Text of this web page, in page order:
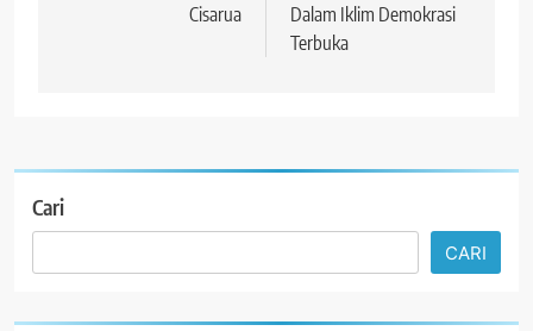
Cisarua
Dalam Iklim Demokrasi
Terbuka
Cari
CARI